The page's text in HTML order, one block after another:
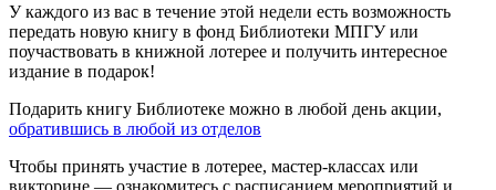
У каждого из вас в течение этой недели есть возможность
передать новую книгу в фонд Библиотеки МПГУ или
поучаствовать в книжной лотерее и получить интересное
издание в подарок!
Подарить книгу Библиотеке можно в любой день акции,
обратившись в любой из отделов
Чтобы принять участие в лотерее, мастер-классах или
викторине — ознакомитесь с расписанием мероприятий и